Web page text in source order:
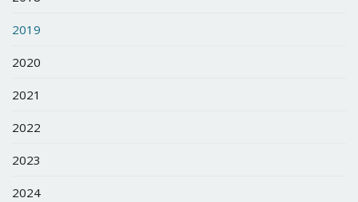
2019
2020
2021
2022
2023
2024